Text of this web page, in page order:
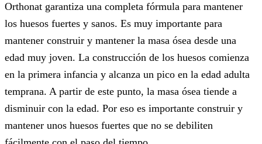
Orthonat garantiza una completa fórmula para mantener
los huesos fuertes y sanos. Es muy importante para
mantener construir y mantener la masa ósea desde una
edad muy joven. La construcción de los huesos comienza
en la primera infancia y alcanza un pico en la edad adulta
temprana. A partir de este punto, la masa ósea tiende a
disminuir con la edad. Por eso es importante construir y
mantener unos huesos fuertes que no se debiliten